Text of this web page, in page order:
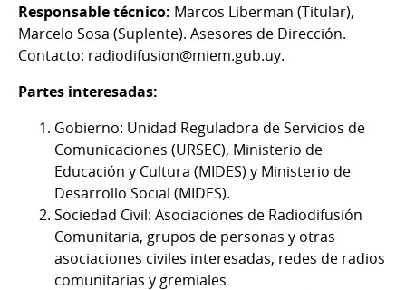
Responsable técnico: Marcos Liberman (Titular),
Marcelo Sosa (Suplente). Asesores de Dirección.
Contacto: radiodifusion@miem.gub.uy.
Partes interesadas:
Gobierno: Unidad Reguladora de Servicios de
Comunicaciones (URSEC), Ministerio de
Educación y Cultura (MIDES) y Ministerio de
Desarrollo Social (MIDES).
Sociedad Civil: Asociaciones de Radiodifusión
Comunitaria, grupos de personas y otras
asociaciones civiles interesadas, redes de radios
comunitarias y gremiales